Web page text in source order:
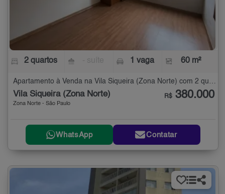
2 quartos 1 vaga 60 m²
Apartamento à Venda na Vila Siqueira (Zona Norte) com 2 quartos - 60 m²
Vila Siqueira (Zona Norte)
Zona Norte - São Paulo
R$ 380.000
WhatsApp Contatar